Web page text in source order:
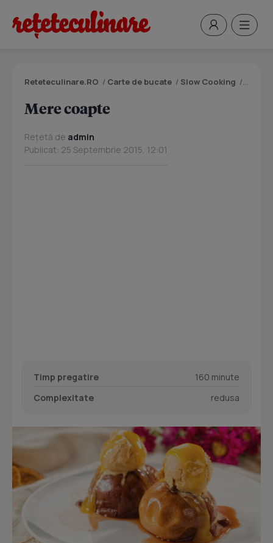
Reteteculinare.RO / Carte de bucate / Slow Cooking / Mere
Mere coapte
Rețetă de admin
Publicat: 25 Septembrie 2015, 12:01
Timp pregatire
160 minute
Complexitate
redusa